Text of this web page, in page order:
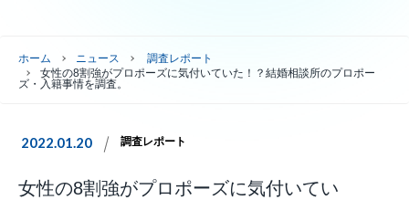
ホーム ニュース
調査レポート
女性の8割強がプロポーズに気付いていた！？結婚相談所のプロポー
ズ・入籍事情を調査。
2022.01.20 調査レポート
女性の8割強がプロポーズに気付いてい